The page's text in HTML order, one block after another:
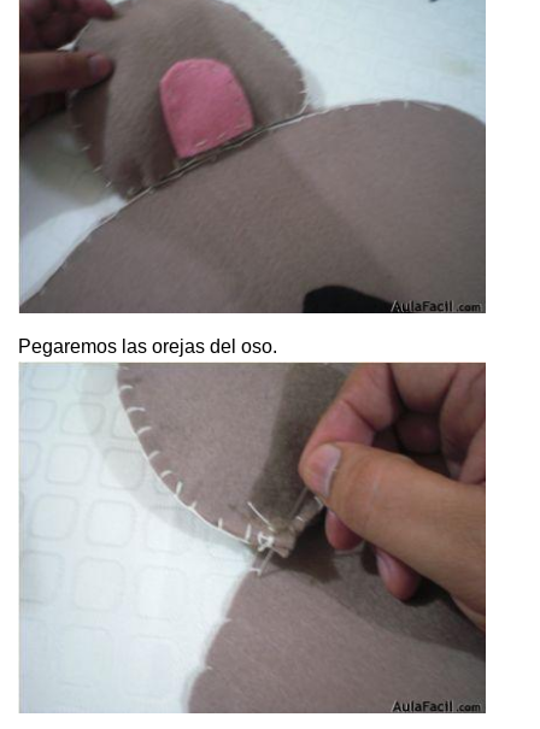
Pegaremos las orejas del oso.